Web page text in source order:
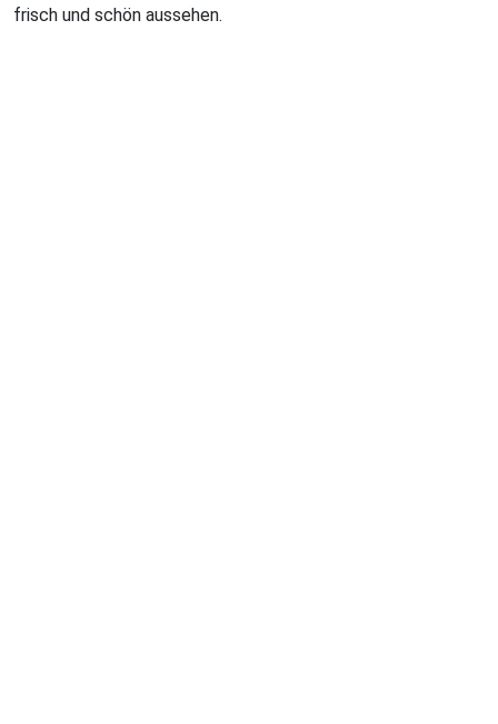
frisch und schön aussehen.